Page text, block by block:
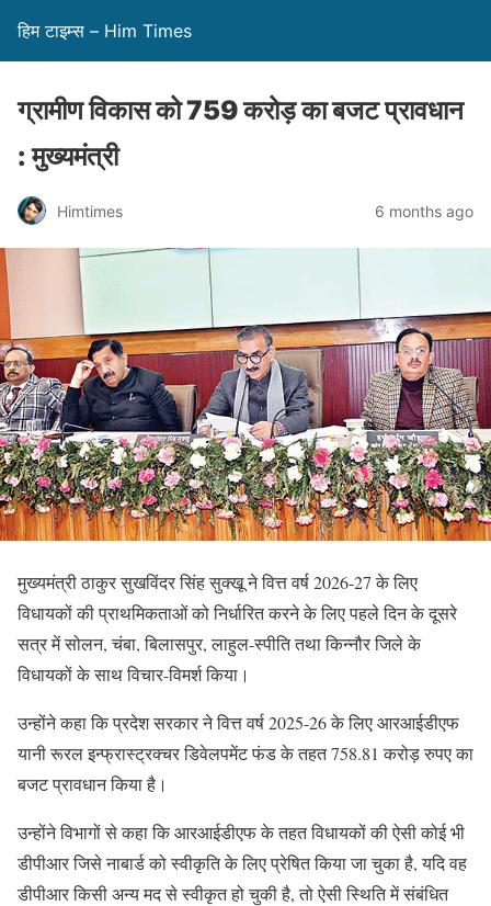
हिम टाइम्स – Him Times
ग्रामीण विकास को 759 करोड़ का बजट प्रावधान
: मुख्यमंत्री
Himtimes 6 months ago
मुख्यमंत्री ठाकुर सुखविंदर सिंह सुक्खू ने वित्त वर्ष 2026-27 के लिए
विधायकों की प्राथमिकताओं को निर्धारित करने के लिए पहले दिन के दूसरे
सत्र में सोलन, चंबा, बिलासपुर, लाहुल-स्पीति तथा किन्नौर जिले के
विधायकों के साथ विचार-विमर्श किया।
उन्होंने कहा कि प्रदेश सरकार ने वित्त वर्ष 2025-26 के लिए आरआईडीएफ
यानी रूरल इन्फ्रास्ट्रक्चर डिवेलपमेंट फंड के तहत 758.81 करोड़ रुपए का
बजट प्रावधान किया है।
उन्होंने विभागों से कहा कि आरआईडीएफ के तहत विधायकों की ऐसी कोई भी
डीपीआर जिसे नाबार्ड को स्वीकृति के लिए प्रेषित किया जा चुका है, यदि वह
डीपीआर किसी अन्य मद से स्वीकृत हो चुकी है, तो ऐसी स्थिति में संबंधित